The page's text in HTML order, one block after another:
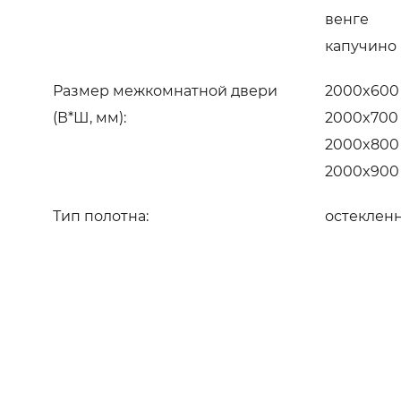
венге
капучино
Размер межкомнатной двери
(В*Ш, мм):
2000x600
2000x700
2000x800
2000x900
Тип полотна: